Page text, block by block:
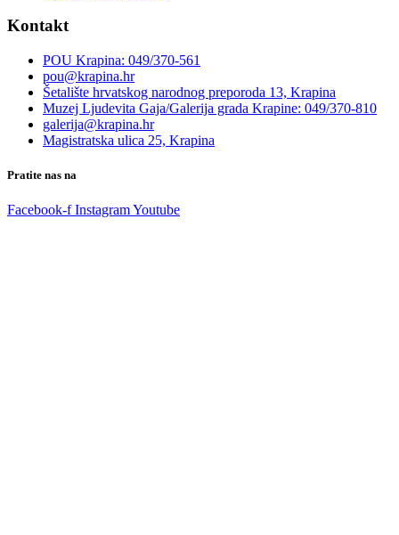
Kontakt
POU Krapina: 049/370-561
pou@krapina.hr
Šetalište hrvatskog narodnog preporoda 13, Krapina
Muzej Ljudevita Gaja/Galerija grada Krapine: 049/370-810
galerija@krapina.hr
Magistratska ulica 25, Krapina
Pratite nas na
Facebook-f InstagramYoutube